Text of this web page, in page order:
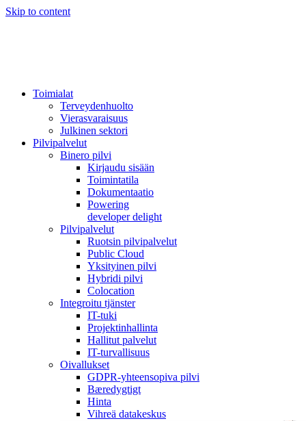
Skip to content
Toimialat
Terveydenhuolto
Vierasvaraisuus
Julkinen sektori
Pilvipalvelut
Binero pilvi
Kirjaudu sisään
Toimintatila
Dokumentaatio
Powering
developer delight
Pilvipalvelut
Ruotsin pilvipalvelut
Public Cloud
Yksityinen pilvi
Hybridi pilvi
Colocation
Integroitu tjänster
IT-tuki
Projektinhallinta
Hallitut palvelut
IT-turvallisuus
Oivallukset
GDPR-yhteensopiva pilvi
Bæredygtigt
Hinta
Vihreä datakeskus